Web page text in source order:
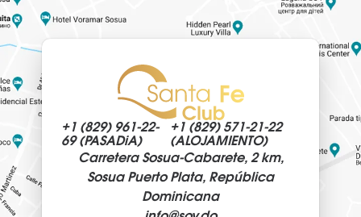
+1 (829) 961-22-
69 (PASADiA)
+1 (829) 571-21-22
(ALOJAMIENTO)
Carretera Sosua-Cabarete, 2 km,
Sosua Puerto Plata, República
Dominicana